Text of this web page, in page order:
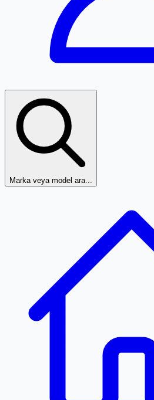
Marka veya model ara...